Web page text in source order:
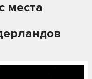
места